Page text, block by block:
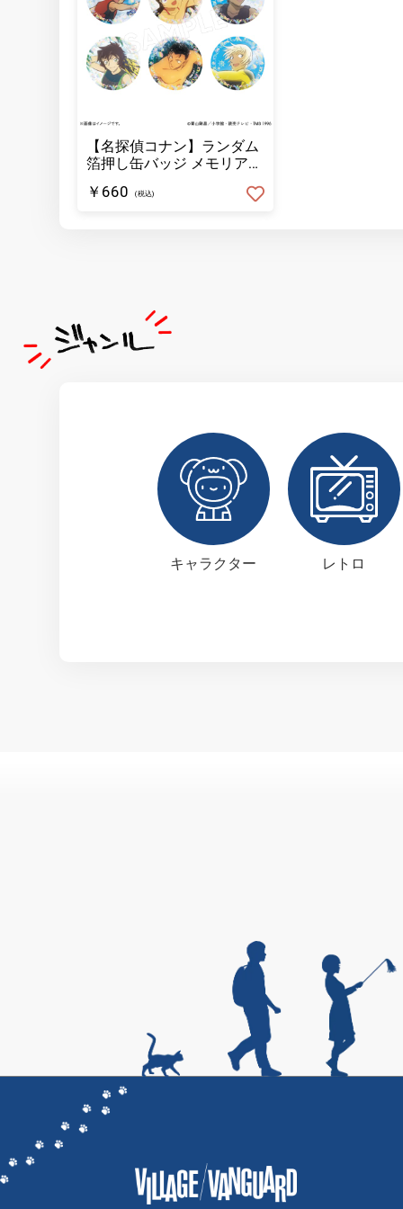
【名探偵コナン】ランダム
箔押し缶バッジ メモリア
品】
￥660 (税込)
キャラクター レトロ